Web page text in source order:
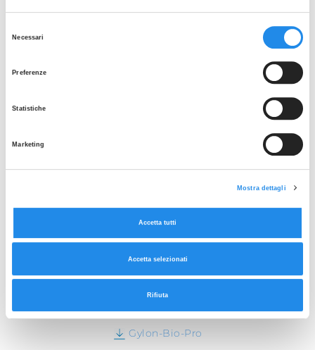
Necessari
Preferenze
Statistiche
Marketing
Mostra dettagli
Accetta tutti
Accetta selezionati
Rifiuta
SFOGLIA LA GALLERIA
Schede tecniche:
Gylon-Bio-Pro